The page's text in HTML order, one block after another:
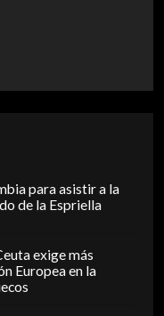
para asistir a la
de la Espriella
exige más
Europea en la